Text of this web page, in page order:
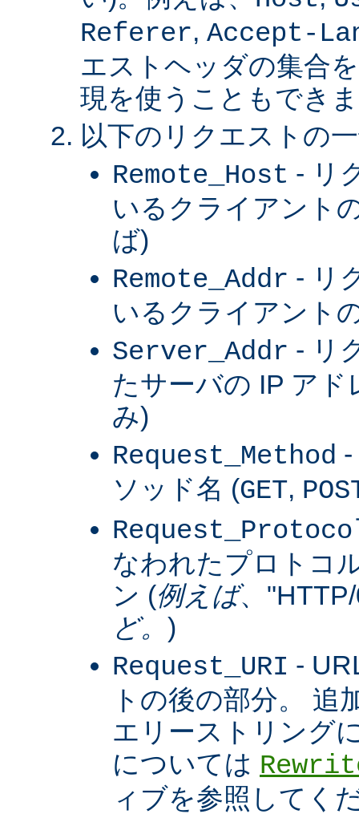
Referer, Accept-
エストヘッダの集合
現を使うこともでき
以下のリクエストの
Remote_Host - リ
いるクライアント
ば)
Remote_Addr - リ
いるクライアント
Server_Addr - リ
たサーバの IP アド
み)
Request_Method
ソッド名 (GET,
なわれたプロトコ
ン (例えば、
ど。 )
Request_URI -
トの後の部分。 追
エリーストリング
については
ィブを参照してく